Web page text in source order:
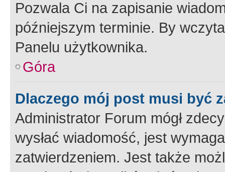
Pozwala Ci na zapisanie
późniejszym terminie. By
Panelu użytkownika.
Góra
Dlaczego mój post musi być
Administrator Forum mógł
wysłać wiadomość, jest
zatwierdzeniem. Jest także